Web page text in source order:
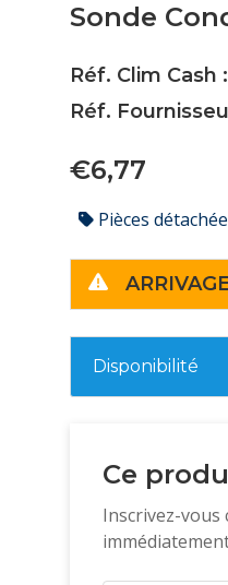
Sonde
Réf. Clim Cash
Réf.
€6,77
Pièces
Disponibilité
Ce
Inscrivez-vous